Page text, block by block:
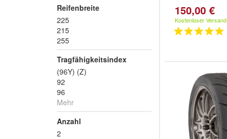
Reifenbreite
225
215
255
Tragfähigkeitsindex
(96Y) (Z)
92
96
Mehr
Anzahl
2
150,00 €
Kostenloser Versand